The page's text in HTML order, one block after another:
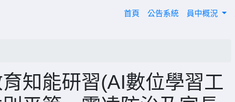
首頁 (current)
公告系統 員中概況
知能研習(AI數位學習工